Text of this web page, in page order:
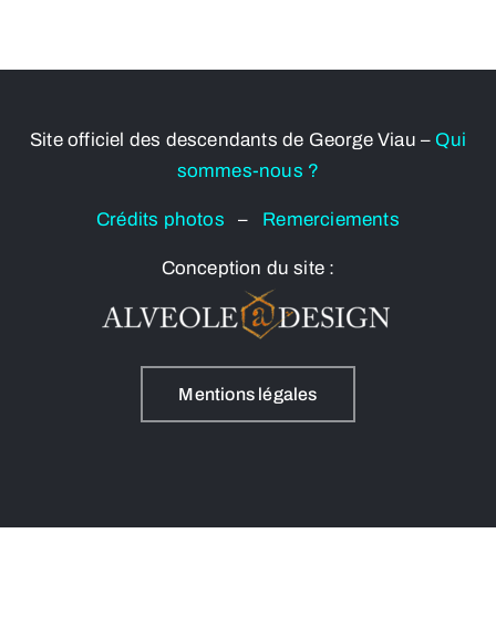
Site officiel des descendants de George Viau – Qui
sommes-nous ?
Crédits photos– Remerciements
Conception du site :
Mentions légales